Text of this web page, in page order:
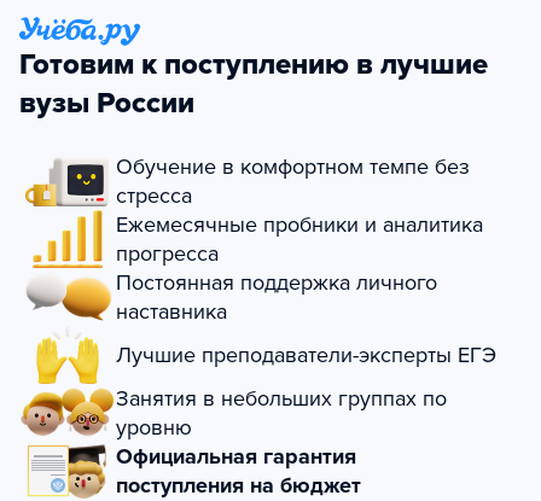
Готовим к поступлению в лучшие
вузы России
Обучение в комфортном темпе без
стресса
Ежемесячные пробники и аналитика
прогресса
Постоянная поддержка личного
наставника
Лучшие преподаватели-эксперты ЕГЭ
Занятия в небольших группах по
уровню
Официальная гарантия
поступления на бюджет